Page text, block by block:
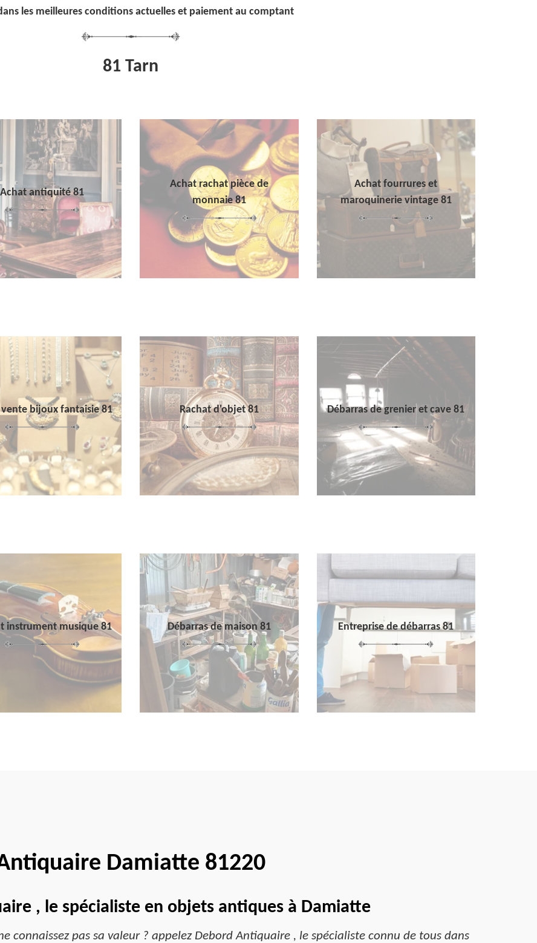
les meilleures conditions actuelles et paiement au comptant
81 Tarn
Achat antiquité 81
Achat rachat pièce de
monnaie 81
Achat fourrures et
maroquinerie vintage 81
bijoux fantaisie 81 Rachat d'objet 81 Débarras de grenier et cave 81
instrument musique 81 Débarras de maison 81 Entreprise de débarras 81
Damiatte 81220
, le spécialiste en objets antiques à Damiatte
connaissez pas sa valeur ? appelez Debord Antiquaire , le spécialiste connu de tous dans